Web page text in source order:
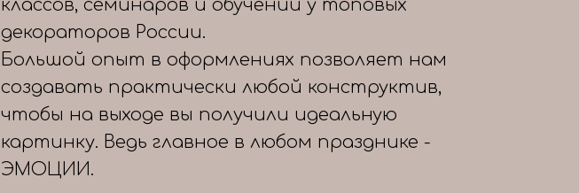
классов, семинаров и обучений у топовых
декораторов России.
Большой опыт в оформлениях позволяет нам
создавать практически любой конструктив,
чтобы на выходе вы получили идеальную
картинку. Ведь главное в любом празднике -
ЭМОЦИИ.